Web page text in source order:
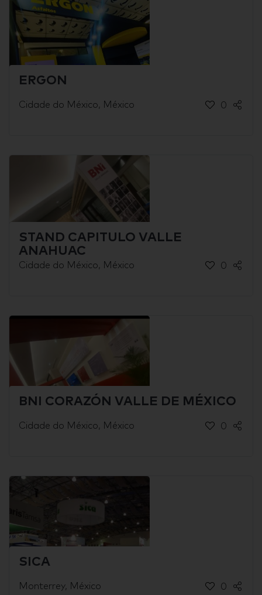
ERGON
Cidade do México, México 0
STAND CAPITULO VALLE
ANAHUAC
Cidade do México, México 0
BNI CORAZÓN VALLE DE MÉXICO
Cidade do México, México 0
SICA
Monterrey, México 0